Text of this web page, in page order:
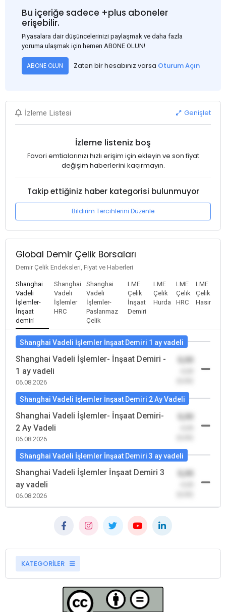
Bu içeriğe sadece +plus aboneler
erişebilir.
Piyasalara dair düşüncelerinizi paylaşmak ve daha fazla
yoruma ulaşmak için hemen ABONE OLUN!
ABONE OLUN Zaten bir hesabınız varsa Oturum Açın
İzleme Listesi Genişlet
İzleme listeniz boş
Favori emtialarınızı hızlı erişim için ekleyin ve son fiyat
değişim haberlerini kaçırmayın.
Takip ettiğiniz haber kategorisi bulunmuyor
Bildirim Tercihlerini Düzenle
Global Demir Çelik Borsaları
Demir Çelik Endeksleri, Fiyat ve Haberleri
Shanghai
Vadeli
İşlemler-
İnşaat
demiri
Shanghai
Vadeli
İşlemler
HRC
Shanghai
Vadeli
İşlemler-
Paslanmaz
Çelik
LME
Çelik
İnşaat
Demiri
LME
Çelik
Hurda
LME
Çelik
HRC
LME
Çelik
Hasır
Shanghai Vadeli İşlemler İnşaat Demiri 1 ay vadeli
Shanghai Vadeli İşlemler- İnşaat Demiri -
1 ay vadeli
06.08.2026
Shanghai Vadeli İşlemler İnşaat Demiri 2 Ay Vadeli
Shanghai Vadeli İşlemler- İnşaat Demiri-
2 Ay Vadeli
06.08.2026
Shanghai Vadeli İşlemler İnşaat Demiri 3 ay vadeli
Shanghai Vadeli İşlemler İnşaat Demiri 3
ay vadeli
06.08.2026
KATEGORİLER